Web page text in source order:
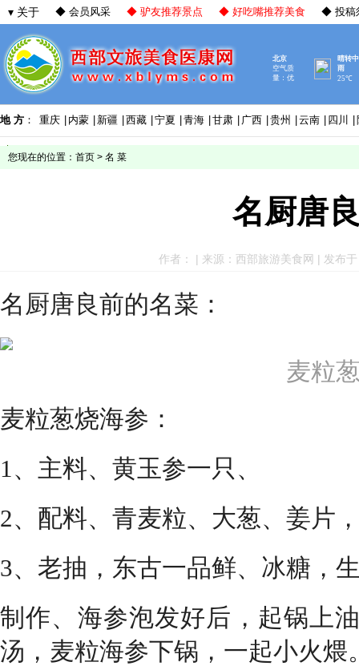
▾ 关于 ◆ 会员风采 ◆ 驴友推荐景点 ◆ 好吃嘴推荐美食 ◆ 投稿
地 方 ： 重庆 内蒙 新疆 西藏 宁夏 青海 甘肃 广西 贵州 云南 四川
您现在的位置： 首页 > 名 菜
名厨唐
作者： | 来源：西部旅游美食网 | 发布
名厨唐良前的名菜：
麦粒
麦粒葱烧海参：
1、主料、黄玉参一只、
2、配料、青麦粒、大葱、姜片
3、老抽，东古一品鲜、冰糖，
制作、海参泡发好后，起锅上
汤，麦粒海参下锅，一起小火煨